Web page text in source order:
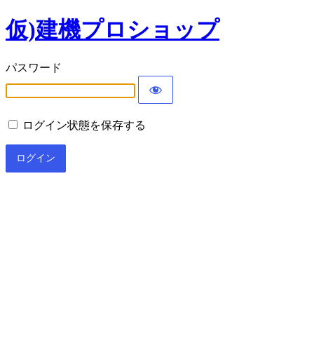
仮)建機プロショップ
パスワード
ログイン状態を保存する